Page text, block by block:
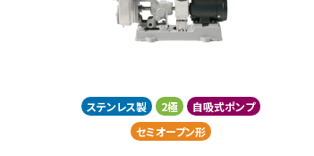
ステンレス製 2極
自吸式ポンプ
セミオープン形